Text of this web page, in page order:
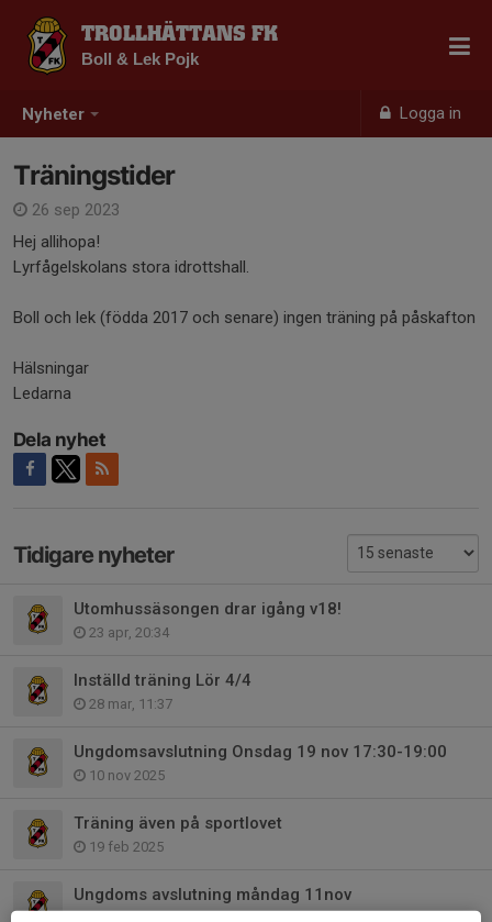
Nyheter Logga in
TROLLHÄTTANS FK
Boll & Lek Pojk
Träningstider
26 sep 2023
Hej allihopa!
Lyrfågelskolans stora idrottshall.
Boll och lek (födda 2017 och senare) ingen träning på påskafton
Hälsningar
Ledarna
Dela nyhet
Tidigare nyheter
Utomhussäsongen drar igång v18!
23 apr, 20:34
Inställd träning Lör 4/4
28 mar, 11:37
Ungdomsavslutning Onsdag 19 nov 17:30-19:00
10 nov 2025
Träning även på sportlovet
19 feb 2025
Ungdoms avslutning måndag 11nov